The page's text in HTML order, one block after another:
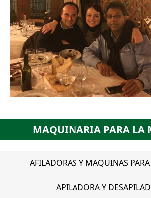
MAQUINARIA PARA LA
AFILADORAS Y MAQUINAS
APILADORA Y